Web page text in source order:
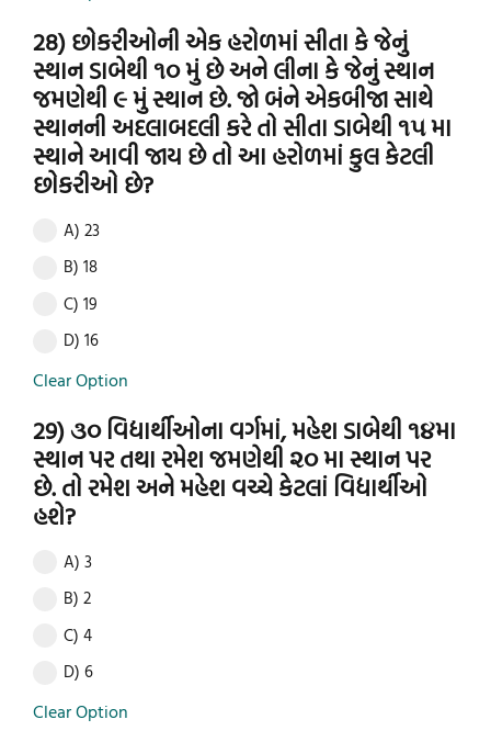
28) છોકરીઓની એક હરોળમાં સીતા કે જેનું
સ્થાન ડાબેથી ૧૦ મું છે અને લીના કે જેનું સ્થાન
જમણેથી ૯ મું સ્થાન છે. જો બંને એકબીજા સાથે
સ્થાનની અદલાબદલી કરે તો સીતા ડાબેથી ૧૫ મા
સ્થાને આવી જાય છે તો આ હરોળમાં કુલ કેટલી
છોકરીઓ છે?
A) 23
B) 18
C) 19
D) 16
Clear Option
29) ૩૦ વિદ્યાર્થીઓના વર્ગમાં, મહેશ ડાબેથી ૧૪મા
સ્થાન પર તથા રમેશ જમણેથી ૨૦ મા સ્થાન પર
છે. તો રમેશ અને મહેશ વચ્ચે કેટલાં વિદ્યાર્થીઓ
હશે?
A) 3
B) 2
C) 4
D) 6
Clear Option